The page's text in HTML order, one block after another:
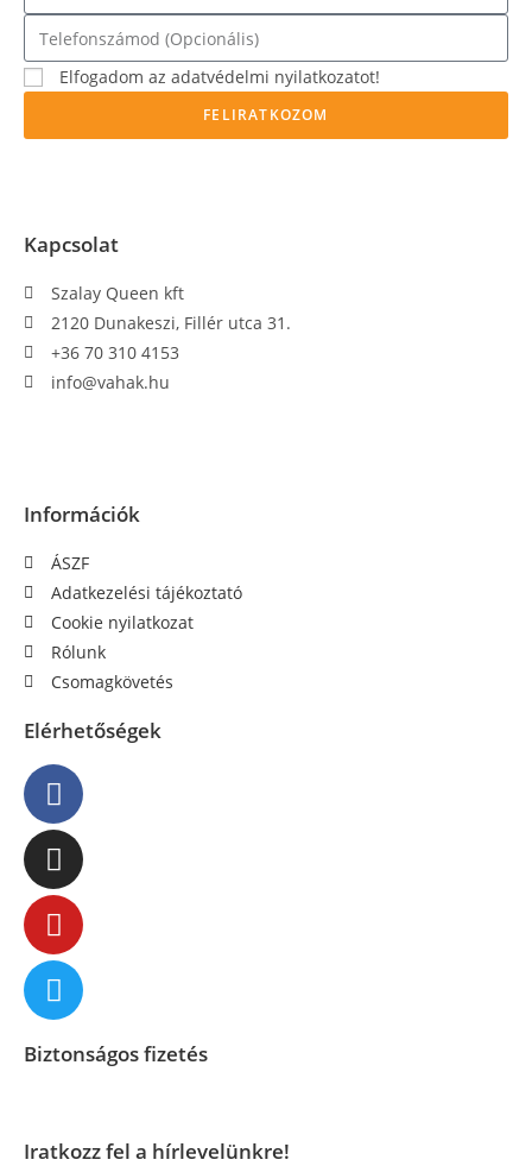
Elfogadom az adatvédelmi nyilatkozatot!
FELIRATKOZOM
Kapcsolat
Szalay Queen kft
2120 Dunakeszi, Fillér utca 31.
+36 70 310 4153
info@vahak.hu
Információk
ÁSZF
Adatkezelési tájékoztató
Cookie nyilatkozat
Rólunk
Csomagkövetés
Elérhetőségek
Biztonságos fizetés
Iratkozz fel a hírlevelünkre!